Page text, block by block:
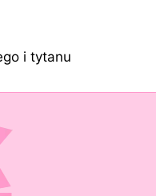
i tytanu